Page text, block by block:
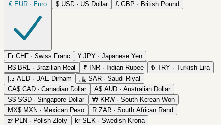
€ EUR · Euro $ USD · US Dollar £ GBP · British Pound
Fr CHF · Swiss Franc ¥ JPY · Japanese Yen
R$ BRL · Brazilian Real ₹ INR · Indian Rupee ₺ TRY · Turkish Lira
د.إ AED · UAE Dirham ﷼ SAR · Saudi Riyal
CA$ CAD · Canadian Dollar A$ AUD · Australian Dollar
S$ SGD · Singapore Dollar ₩ KRW · South Korean Won
MX$ MXN · Mexican Peso R ZAR · South African Rand
zł PLN · Polish Zloty kr SEK · Swedish Krona